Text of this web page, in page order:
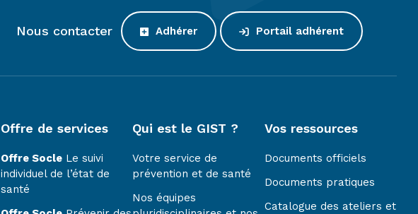
Nous contacter Adhérer Portail adhérent
Offre de services
Offre SocleLe suivi
individuel de l’état de
santé
Qui est le GIST ?
Votre service de
prévention et de santé
Nos équipes
Vos ressources
Documents officiels
Documents pratiques
Catalogue des ateliers et